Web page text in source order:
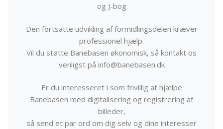
og J-bog
Den fortsatte udvikling af formidlingsdelen kræver
professionel hjælp.
Vil du støtte Banebasen økonomisk, så kontakt os
venligst på info@banebasen.dk
Er du interesseret i som frivillig at hjælpe
Banebasen med digitalisering og registrering af
billeder,
så send et par ord om dig selv og dine interesser